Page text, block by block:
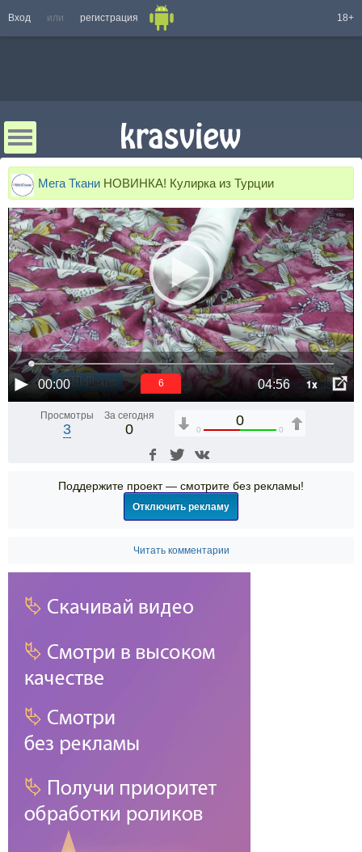
Вход или регистрация 18+
Мега Ткани НОВИНКА! Кулирка из Турции
00:00 04:56 1x
6
Просмотры
3
За сегодня
0
0
0 0
Поддержите проект — смотрите без рекламы!
Отключить рекламу
Читать комментарии